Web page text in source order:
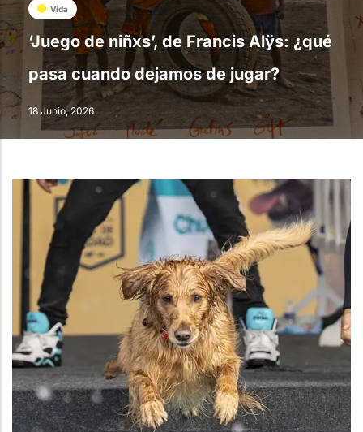
Vida
‘Juego de niñxs’, de Francis Alÿs: ¿qué
pasa cuando dejamos de jugar?
18 Junio, 2026